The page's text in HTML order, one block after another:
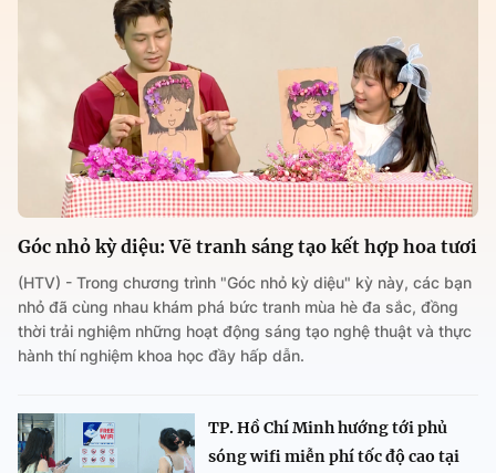
Góc nhỏ kỳ diệu: Vẽ tranh sáng tạo kết hợp hoa tươi
(HTV) - Trong chương trình "Góc nhỏ kỳ diệu" kỳ này, các bạn
nhỏ đã cùng nhau khám phá bức tranh mùa hè đa sắc, đồng
thời trải nghiệm những hoạt động sáng tạo nghệ thuật và thực
hành thí nghiệm khoa học đầy hấp dẫn.
TP. Hồ Chí Minh hướng tới phủ
sóng wifi miễn phí tốc độ cao tại